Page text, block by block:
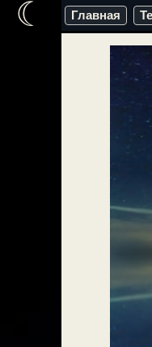
Перейти
Главная
☾